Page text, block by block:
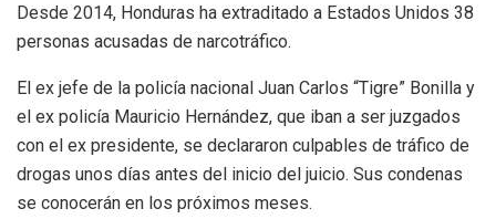
Desde 2014, Honduras ha extraditado a Estados Unidos 38
personas acusadas de narcotráfico.
El ex jefe de la policía nacional Juan Carlos “Tigre” Bonilla y
el ex policía Mauricio Hernández, que iban a ser juzgados
con el ex presidente, se declararon culpables de tráfico de
drogas unos días antes del inicio del juicio. Sus condenas
se conocerán en los próximos meses.